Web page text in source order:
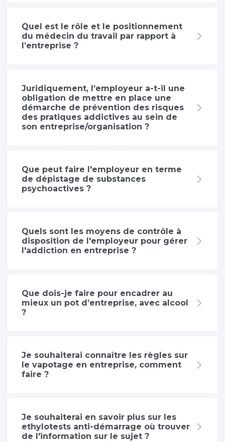
Quel est le rôle et le positionnement
du médecin du travail par rapport à
l’entreprise ?
Juridiquement, l’employeur a-t-il une
obligation de mettre en place une
démarche de prévention des risques
des pratiques addictives au sein de
son entreprise/organisation ?
Que peut faire l'employeur en terme
de dépistage de substances
psychoactives ?
Quels sont les moyens de contrôle à
disposition de l'employeur pour gérer
l'addiction en entreprise ?
Que dois-je faire pour encadrer au
mieux un pot d’entreprise, avec alcool
?
Je souhaiterai connaître les règles sur
le vapotage en entreprise, comment
faire ?
Je souhaiterai en savoir plus sur les
ethylotests anti-démarrage où trouver
de l'information sur le sujet ?